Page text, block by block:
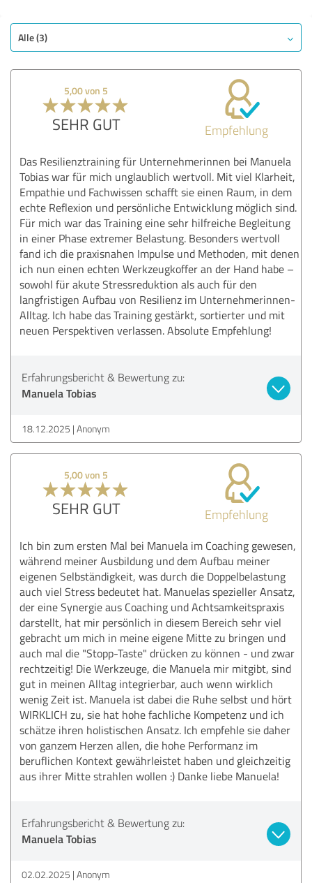
Nutzen
Leistungen
Durchführung
Methodik
Bewertung anzeigen
Alle (3)
5,00 von 5
SEHR GUT Empfehlung
Das Resilienztraining für Unternehmerinnen bei Manuela
Tobias war für mich unglaublich wertvoll. Mit viel Klarheit,
Empathie und Fachwissen schafft sie einen Raum, in dem
echte Reflexion und persönliche Entwicklung möglich sind.
Für mich war das Training eine sehr hilfreiche Begleitung
in einer Phase extremer Belastung. Besonders wertvoll
fand ich die praxisnahen Impulse und Methoden, mit denen
ich nun einen echten Werkzeugkoffer an der Hand habe –
sowohl für akute Stressreduktion als auch für den
langfristigen Aufbau von Resilienz im Unternehmerinnen-
Alltag. Ich habe das Training gestärkt, sortierter und mit
neuen Perspektiven verlassen. Absolute Empfehlung!
Erfahrungsbericht & Bewertung zu:
Manuela Tobias
18.12.2025 Anonym
5,00 von 5
SEHR GUT Empfehlung
Ich bin zum ersten Mal bei Manuela im Coaching gewesen,
während meiner Ausbildung und dem Aufbau meiner
eigenen Selbständigkeit, was durch die Doppelbelastung
auch viel Stress bedeutet hat. Manuelas spezieller Ansatz,
der eine Synergie aus Coaching und Achtsamkeitspraxis
darstellt, hat mir persönlich in diesem Bereich sehr viel
gebracht um mich in meine eigene Mitte zu bringen und
auch mal die "Stopp-Taste" drücken zu können - und zwar
rechtzeitig! Die Werkzeuge, die Manuela mir mitgibt, sind
gut in meinen Alltag integrierbar, auch wenn wirklich
wenig Zeit ist. Manuela ist dabei die Ruhe selbst und hört
WIRKLICH zu, sie hat hohe fachliche Kompetenz und ich
schätze ihren holistischen Ansatz. Ich empfehle sie daher
von ganzem Herzen allen, die hohe Performanz im
beruflichen Kontext gewährleistet haben und gleichzeitig
aus ihrer Mitte strahlen wollen :) Danke liebe Manuela!
Erfahrungsbericht & Bewertung zu:
Manuela Tobias
02.02.2025 Anonym